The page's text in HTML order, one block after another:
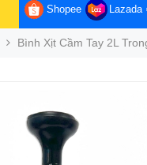
Shopee Lazada
Bình Xịt Cầm Tay 2L